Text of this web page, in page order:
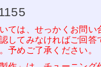
ては、せっかくお問い
してみなければご回答
予めご了承ください。